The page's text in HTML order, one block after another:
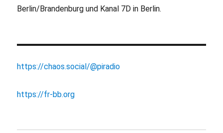
Berlin/Brandenburg und Kanal 7D in Berlin.
https://chaos.social/@piradio
https://fr-bb.org